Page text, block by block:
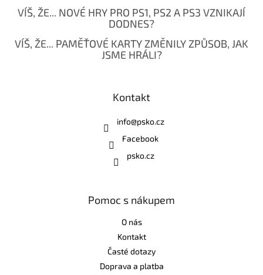
VÍŠ, ŽE... NOVÉ HRY PRO PS1, PS2 A PS3 VZNIKAJÍ
DODNES?
VÍŠ, ŽE... PAMĚŤOVÉ KARTY ZMĚNILY ZPŮSOB, JAK
JSME HRÁLI?
Kontakt
info@psko.cz
Facebook
psko.cz
Pomoc s nákupem
O nás
Kontakt
Časté dotazy
Doprava a platba